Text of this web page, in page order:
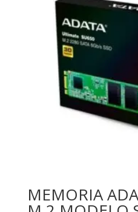
MEMORIA